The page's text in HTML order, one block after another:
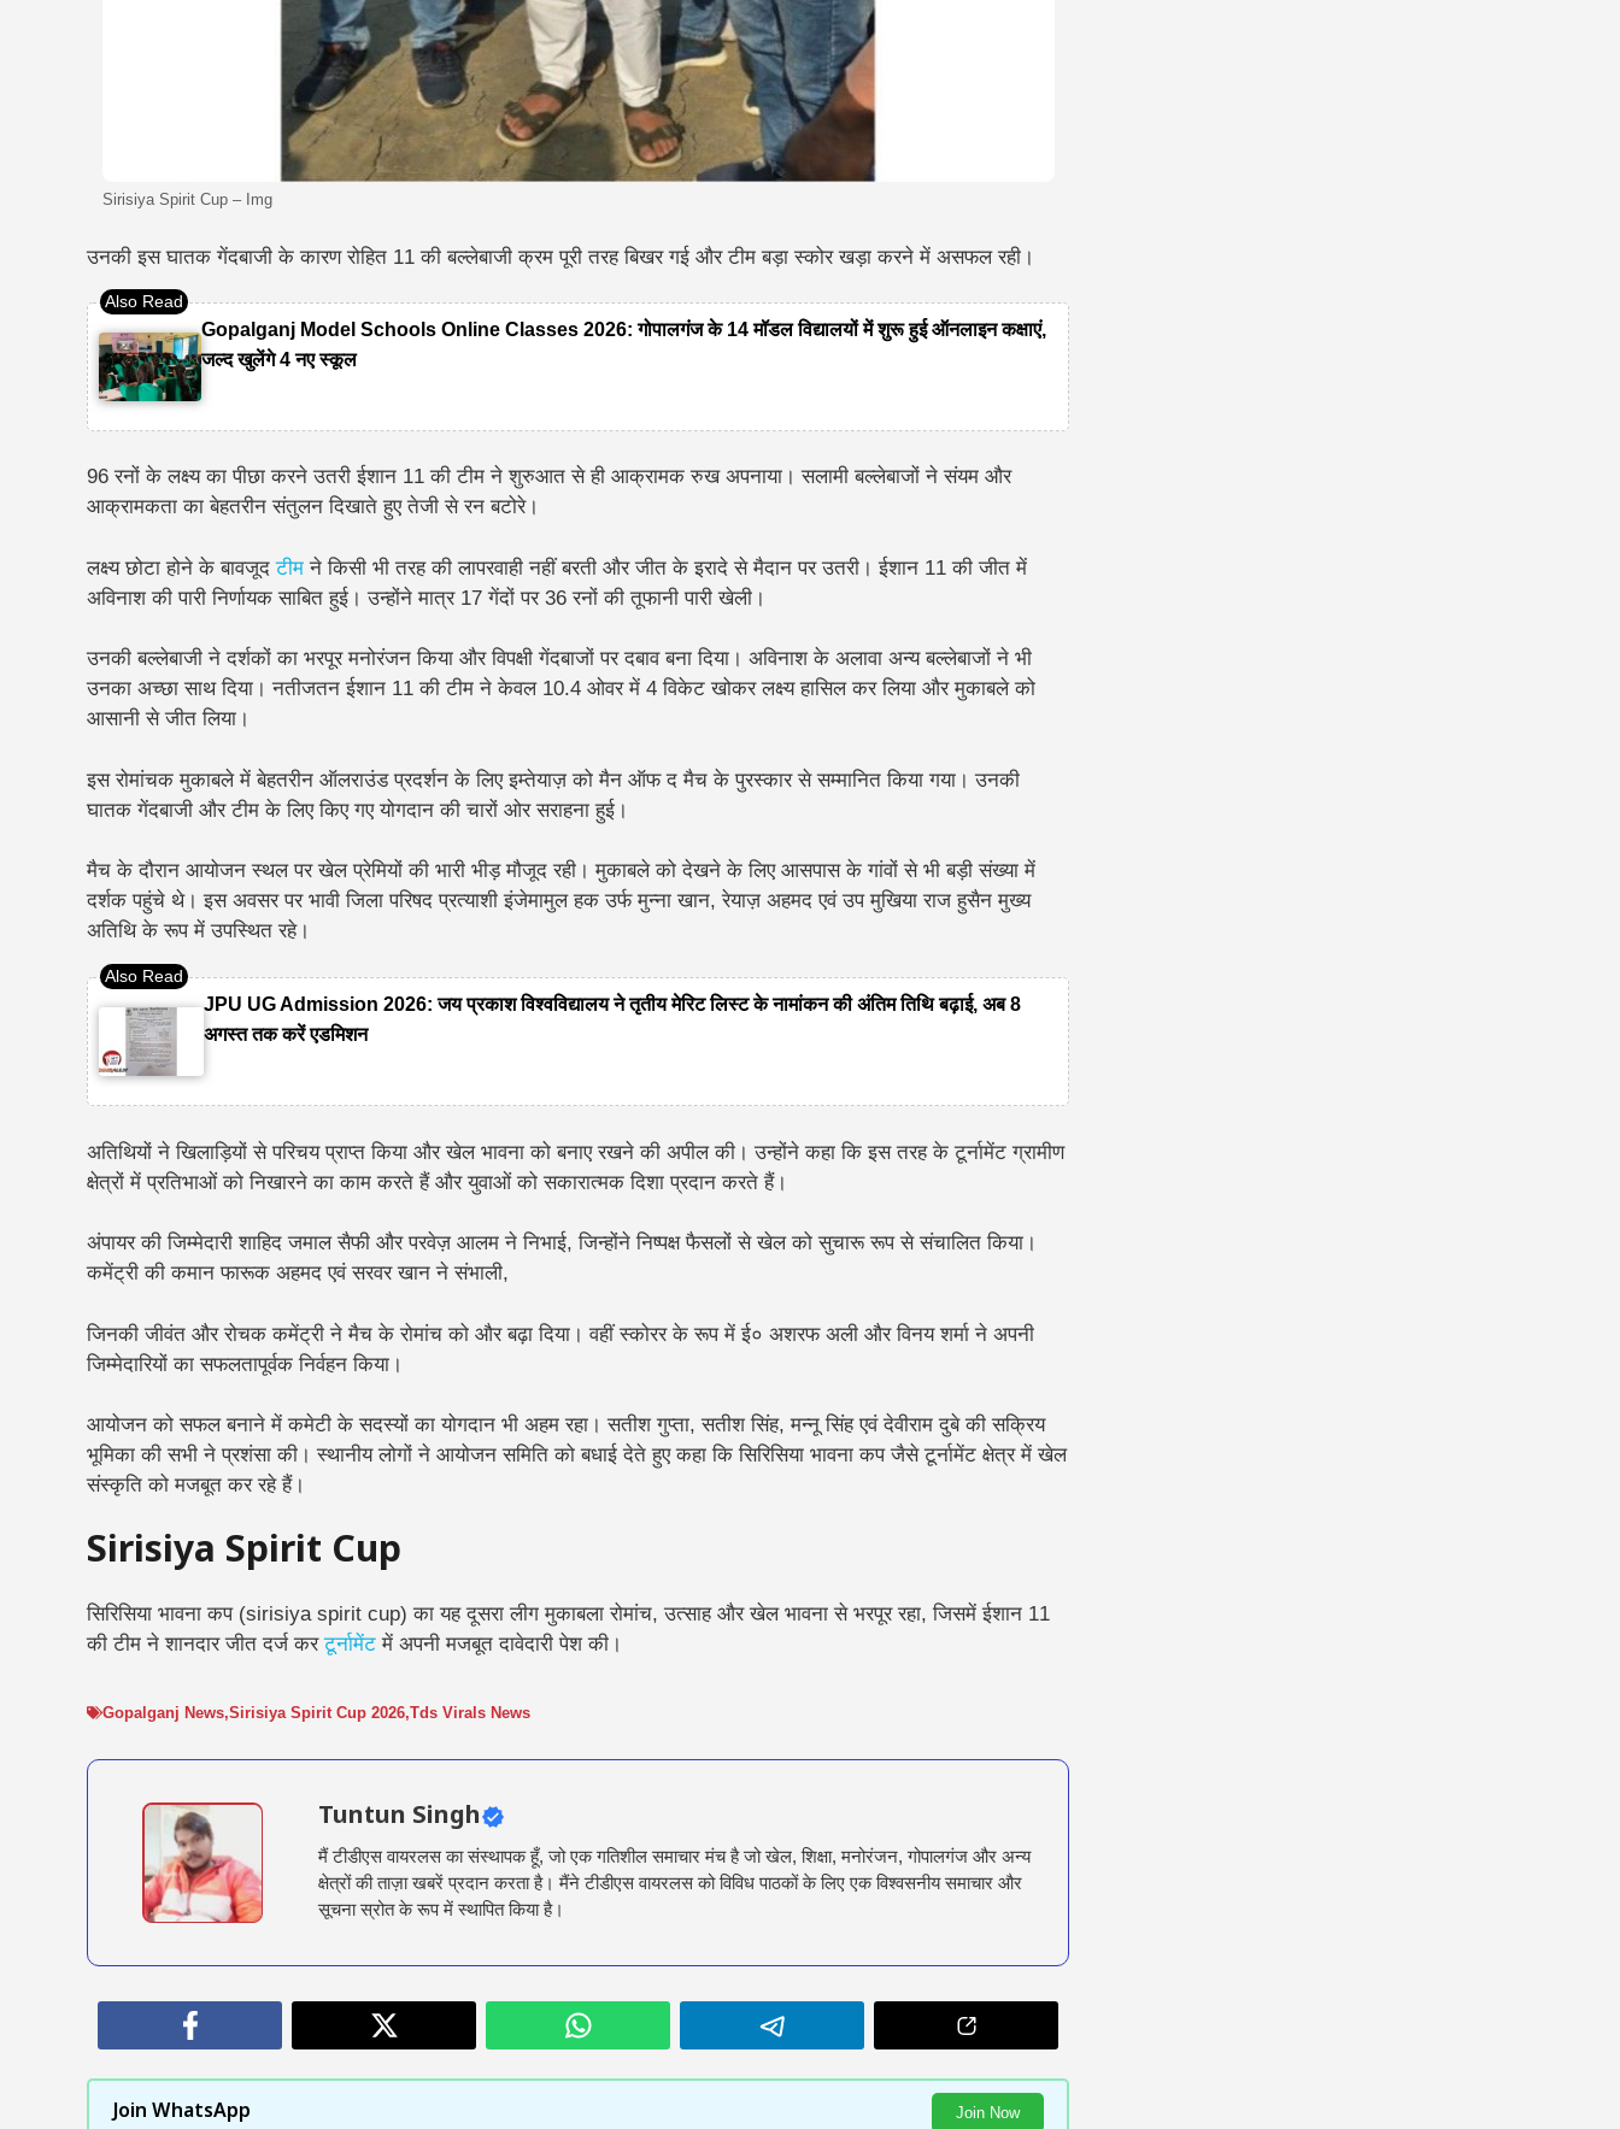
Sirisiya Spirit Cup – Img
उनकी इस घातक गेंदबाजी के कारण रोहित 11 की बल्लेबाजी क्रम पूरी तरह बिखर गई और टीम बड़ा स्कोर खड़ा करने में असफल रही।
Gopalganj Model Schools Online Classes 2026: गोपालगंज के 14 मॉडल विद्यालयों में शुरू हुई ऑनलाइन कक्षाएं,
जल्द खुलेंगे 4 नए स्कूल
96 रनों के लक्ष्य का पीछा करने उतरी ईशान 11 की टीम ने शुरुआत से ही आक्रामक रुख अपनाया। सलामी बल्लेबाजों ने संयम और
आक्रामकता का बेहतरीन संतुलन दिखाते हुए तेजी से रन बटोरे।
लक्ष्य छोटा होने के बावजूदटीम ने किसी भी तरह की लापरवाही नहीं बरती और जीत के इरादे से मैदान पर उतरी।ईशान 11 की जीत में
अविनाश की पारी निर्णायक साबित हुई। उन्होंने मात्र 17 गेंदों पर 36 रनों की तूफानी पारी खेली।
उनकी बल्लेबाजी ने दर्शकों का भरपूर मनोरंजन किया और विपक्षी गेंदबाजों पर दबाव बना दिया। अविनाश के अलावा अन्य बल्लेबाजों ने भी
उनका अच्छा साथ दिया। नतीजतन ईशान 11 की टीम ने केवल 10.4 ओवर में 4 विकेट खोकर लक्ष्य हासिल कर लिया और मुकाबले को
आसानी से जीत लिया।
इस रोमांचक मुकाबले में बेहतरीन ऑलराउंड प्रदर्शन के लिए इम्तेयाज़ को मैन ऑफ द मैच के पुरस्कार से सम्मानित किया गया। उनकी
घातक गेंदबाजी और टीम के लिए किए गए योगदान की चारों ओर सराहना हुई।
मैच के दौरान आयोजन स्थल पर खेल प्रेमियों की भारी भीड़ मौजूद रही। मुकाबले को देखने के लिए आसपास के गांवों से भी बड़ी संख्या में
दर्शक पहुंचे थे। इस अवसर पर भावी जिला परिषद प्रत्याशी इंजेमामुल हक उर्फ मुन्ना खान, रेयाज़ अहमद एवं उप मुखिया राज हुसैन मुख्य
अतिथि के रूप में उपस्थित रहे।
JPU UG Admission 2026: जय प्रकाश विश्वविद्यालय ने तृतीय मेरिट लिस्ट के नामांकन की अंतिम तिथि बढ़ाई, अब 8
अगस्त तक करें एडमिशन
अतिथियों ने खिलाड़ियों से परिचय प्राप्त किया और खेल भावना को बनाए रखने की अपील की। उन्होंने कहा कि इस तरह के टूर्नामेंट ग्रामीण
क्षेत्रों में प्रतिभाओं को निखारने का काम करते हैं और युवाओं को सकारात्मक दिशा प्रदान करते हैं।
अंपायर की जिम्मेदारी शाहिद जमाल सैफी और परवेज़ आलम ने निभाई, जिन्होंने निष्पक्ष फैसलों से खेल को सुचारू रूप से संचालित किया।
कमेंट्री की कमान फारूक अहमद एवं सरवर खान ने संभाली,
जिनकी जीवंत और रोचक कमेंट्री ने मैच के रोमांच को और बढ़ा दिया। वहीं स्कोरर के रूप में ई० अशरफ अली और विनय शर्मा ने अपनी
जिम्मेदारियों का सफलतापूर्वक निर्वहन किया।
आयोजन को सफल बनाने में कमेटी के सदस्यों का योगदान भी अहम रहा। सतीश गुप्ता, सतीश सिंह, मन्नू सिंह एवं देवीराम दुबे की सक्रिय
भूमिका की सभी ने प्रशंसा की। स्थानीय लोगों ने आयोजन समिति को बधाई देते हुए कहा कि सिरिसिया भावना कप जैसे टूर्नामेंट क्षेत्र में खेल
संस्कृति को मजबूत कर रहे हैं।
Sirisiya Spirit Cup
सिरिसिया भावना कप (sirisiya spirit cup) का यह दूसरा लीग मुकाबला रोमांच, उत्साह और खेल भावना से भरपूर रहा, जिसमें ईशान 11
की टीम ने शानदार जीत दर्ज करटूर्नामेंट में अपनी मजबूत दावेदारी पेश की।
Gopalganj News,Sirisiya Spirit Cup 2026,Tds Virals News
Tuntun Singh
मैं टीडीएस वायरलस का संस्थापक हूँ, जो एक गतिशील समाचार मंच है जो खेल, शिक्षा, मनोरंजन, गोपालगंज और अन्य
क्षेत्रों की ताज़ा खबरें प्रदान करता है। मैंने टीडीएस वायरलस को विविध पाठकों के लिए एक विश्वसनीय समाचार और
सूचना स्रोत के रूप में स्थापित किया है।
Join WhatsApp Join Now